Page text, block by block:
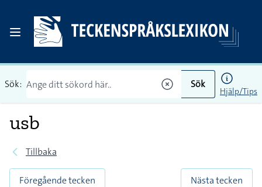
Sök: Sök
Hjälp/Tips
usb
Tillbaka
Föregående tecken
Nästa tecken